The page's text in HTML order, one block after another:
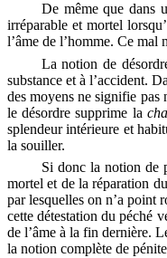
De même que dans
irréparable et mortel
l’âme de l’homme. Ce mal
La notion de
substance et à l’accident.
des moyens ne signifie pas
le désordre supprime la
splendeur intérieure et
la souiller.
Si donc la notion de
mortel et de la réparation
par lesquelles on n’a point
cette détestation du péché
de l’âme à la fin dernière.
la notion complète de